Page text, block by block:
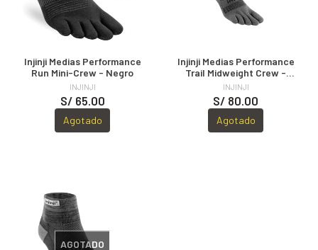
Injinji Medias Performance
Run Mini-Crew - Negro
INJINJI
S/ 65.00
Agotado
Injinji Medias Performance
Trail Midweight Crew -
Lake
INJINJI
S/ 80.00
Agotado
AGOTADO